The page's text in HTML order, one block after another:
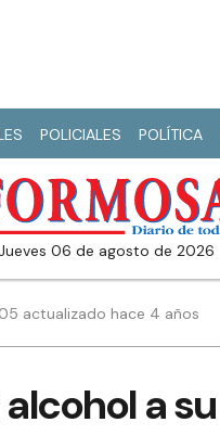
POLICIALES POLÍTICA
jueves 06 de agosto de 2026
actualizado hace 4 años
a